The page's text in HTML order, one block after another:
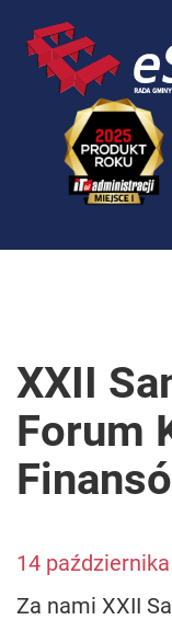
XXII
Forum
14
Za nami XXII